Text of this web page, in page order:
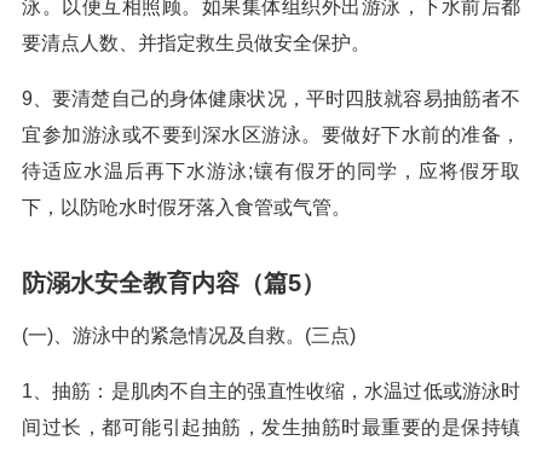
泳。以便互相照顾。如果集体组织外出游泳，下水前后都
要清点人数、并指定救生员做安全保护。
9、要清楚自己的身体健康状况，平时四肢就容易抽筋者不
宜参加游泳或不要到深水区游泳。要做好下水前的准备，
待适应水温后再下水游泳;镶有假牙的同学，应将假牙取
下，以防呛水时假牙落入食管或气管。
防溺水安全教育内容（篇5）
(一)、游泳中的紧急情况及自救。(三点)
1、抽筋：是肌肉不自主的强直性收缩，水温过低或游泳时
间过长，都可能引起抽筋，发生抽筋时最重要的是保持镇